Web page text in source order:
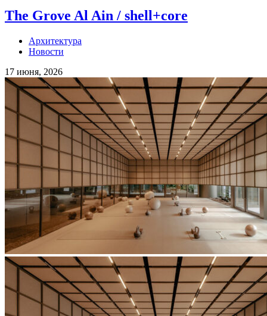
The Grove Al Ain / shell+core
Архитектура
Новости
17 июня, 2026